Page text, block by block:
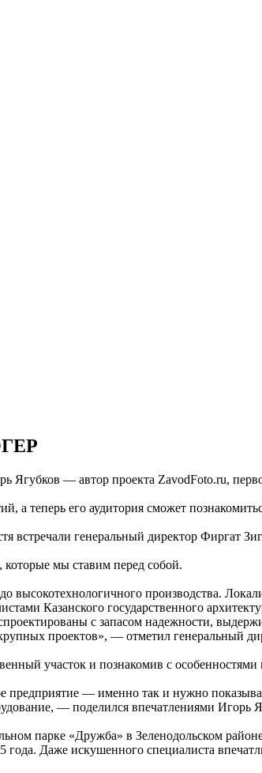
— автор проекта ZavodFoto.ru,
а теперь его аудитория сможет
генеральный директор Фиргат
мы ставим перед собой.
производства.
Казанского государственного
с запасом надежности,
проектов», — отметил генеральный
участок и познакомив с
предприятие — именно так и нужно
— поделился впечатлениями Игорь
парке «Дружба» в Зеленодольском
года. Даже искушенного специалиста